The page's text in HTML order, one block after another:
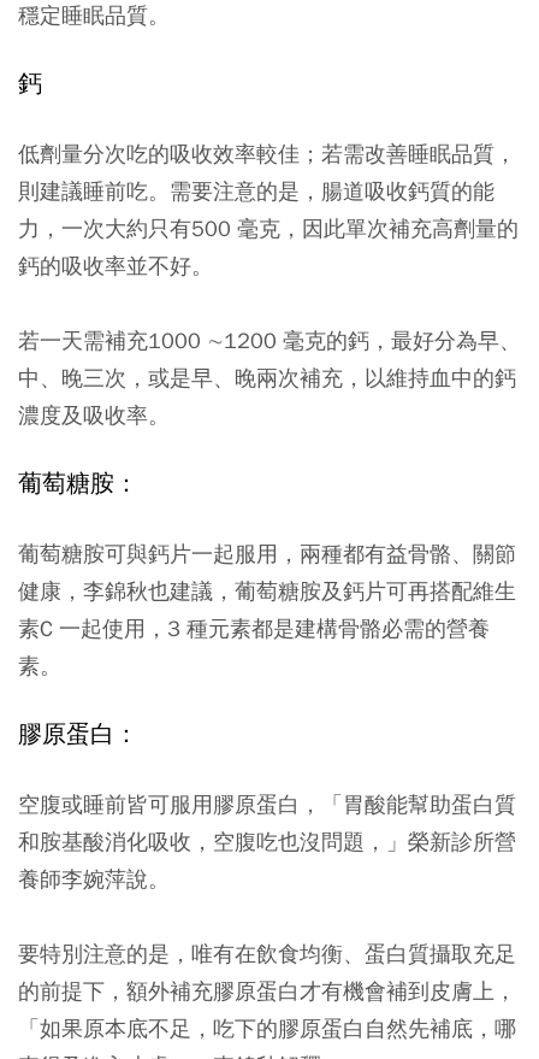
穩定睡眠品質。
鈣
低劑量分次吃的吸收效率較佳；若需改善睡眠品質，
則建議睡前吃。需要注意的是，腸道吸收鈣質的能
力，一次大約只有500 毫克，因此單次補充高劑量的
鈣的吸收率並不好。
若一天需補充1000 ∼1200 毫克的鈣，最好分為早、
中、晚三次，或是早、晚兩次補充，以維持血中的鈣
濃度及吸收率。
葡萄糖胺：
葡萄糖胺可與鈣片一起服用，兩種都有益骨骼、關節
健康，李錦秋也建議，葡萄糖胺及鈣片可再搭配維生
素C 一起使用，3 種元素都是建構骨骼必需的營養
素。
膠原蛋白 ：
空腹或睡前皆可服用膠原蛋白，「胃酸能幫助蛋白質
和胺基酸消化吸收，空腹吃也沒問題，」榮新診所營
養師李婉萍說。
要特別注意的是，唯有在飲食均衡、蛋白質攝取充足
的前提下，額外補充膠原蛋白才有機會補到皮膚上，
「如果原本底不足，吃下的膠原蛋白自然先補底，哪